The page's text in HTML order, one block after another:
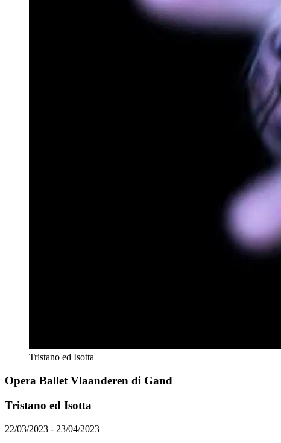
Tristano ed Isotta
Opera Ballet Vlaanderen di Gand
Tristano ed Isotta
22/03/2023 - 23/04/2023